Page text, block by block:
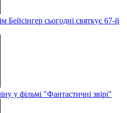
Бейсінгер сьогодні святкує 67-й
у фільмі "Фантастичні звірі"